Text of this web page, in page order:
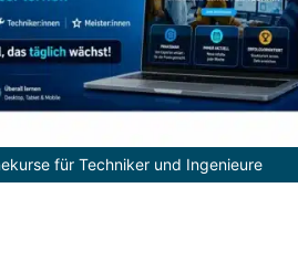
für Techniker und Ingenieure